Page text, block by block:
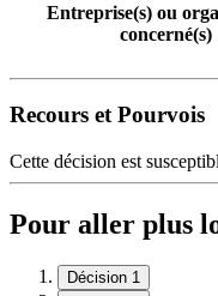
Entreprise(s) ou
concerné(s)
Recours et Pourvois
Cette décision est
Pour aller plus
Décision 1